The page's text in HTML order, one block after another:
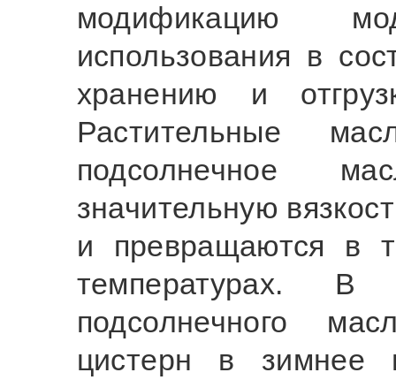
модификацию
использования в
хранению и
Растительные
подсолнечное
значительную
и превращаются в
температурах.
подсолнечного
цистерн в